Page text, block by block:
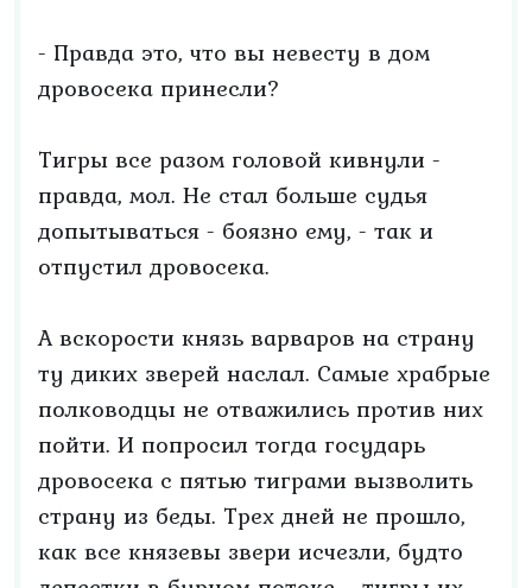
- Правда это, что вы невесту в дом
дровосека принесли?
Тигры все разом головой кивнули -
правда, мол. Не стал больше судья
допытываться - боязно ему, - так и
отпустил дровосека.
А вскорости князь варваров на страну
ту диких зверей наслал. Самые храбрые
полководцы не отважились против них
пойти. И попросил тогда государь
дровосека с пятью тиграми вызволить
страну из беды. Трех дней не прошло,
как все князевы звери исчезли, будто